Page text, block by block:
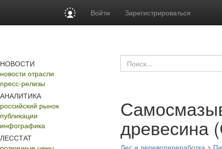
Войти Зарегистрироваться
НОВОСТИ
новости отрасли
пресс-релизы
АНАЛИТИКА
российский рынок
публикации
инфографика
ЛЕССТАТ
древесина
Лес и деревопереработка >